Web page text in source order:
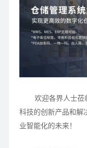
欢迎各界人士莅
科技的创新产品和解
业智能化的未来！